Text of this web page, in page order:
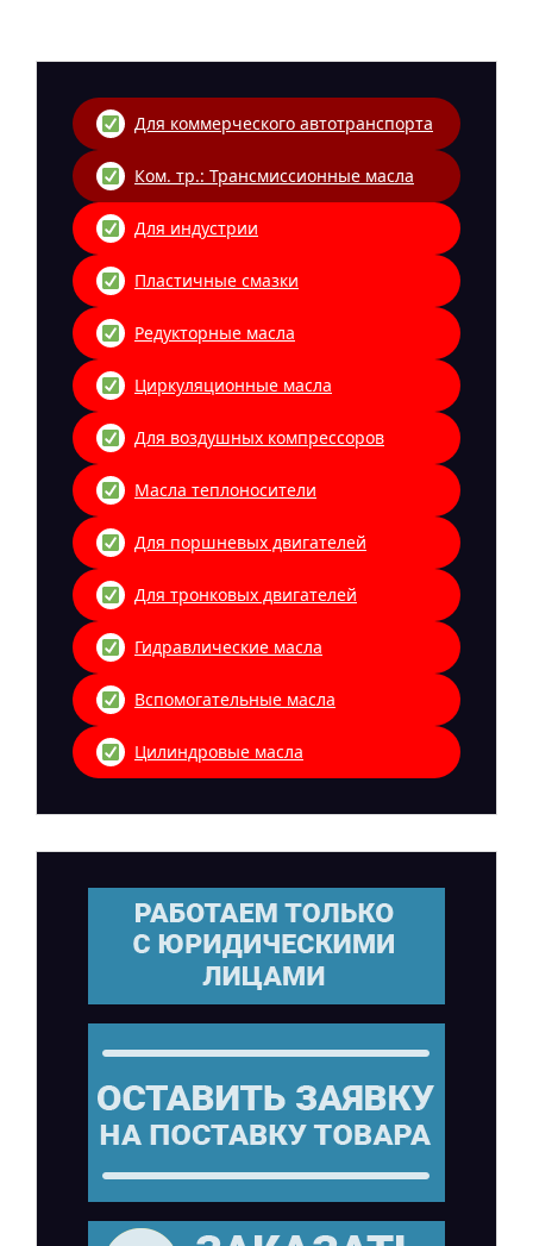
Для коммерческого автотранспорта
Ком. тр.: Трансмиссионные масла
Для индустрии
Пластичные смазки
Редукторные масла
Циркуляционные масла
Для воздушных компрессоров
Масла теплоносители
Для поршневых двигателей
Для тронковых двигателей
Гидравлические масла
Вспомогательные масла
Цилиндровые масла